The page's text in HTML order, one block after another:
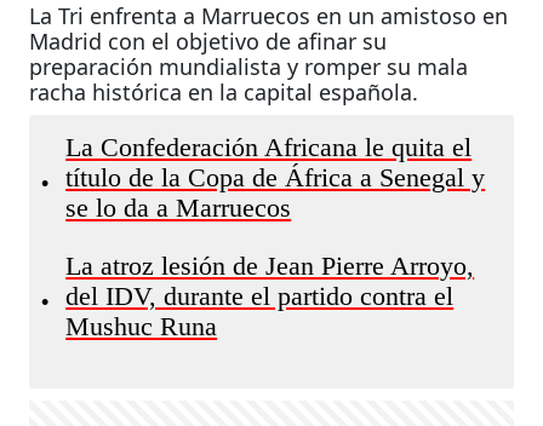
La Tri enfrenta a Marruecos en un amistoso en
Madrid con el objetivo de afinar su
preparación mundialista y romper su mala
racha histórica en la capital española.
•
La Confederación Africana le quita el
título de la Copa de África a Senegal y
se lo da a Marruecos
•
La atroz lesión de Jean Pierre Arroyo,
del IDV, durante el partido contra el
Mushuc Runa